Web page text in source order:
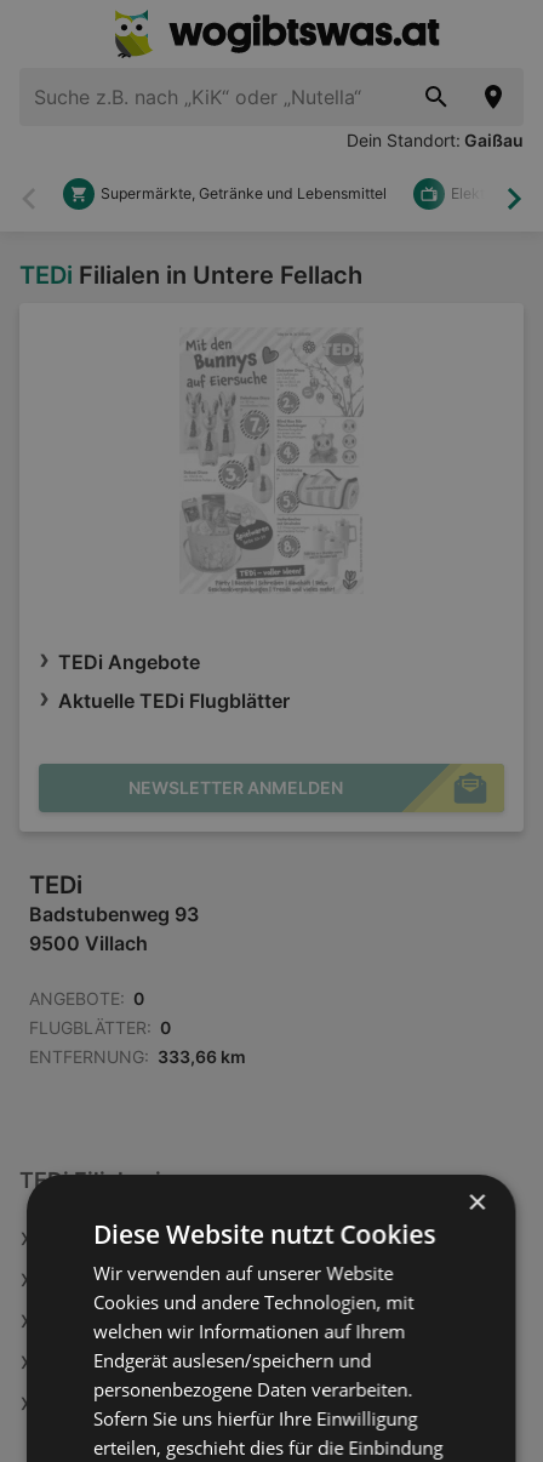
Dein Standort: Gaißau
Zurück
Supermärkte, Getränke und Lebensmittel Elektronik
TEDi Filialen in Untere Fellach
TEDi Angebote
Aktuelle TEDi Flugblätter
NEWSLETTER ANMELDEN
TEDi
Badstubenweg 93
9500 Villach
ANGEBOTE: 0
FLUGBLÄTTER: 0
ENTFERNUNG: 333,66 km
TEDi Filialen in:
TEDi in Ebreichsdorf
TEDi in Neunkirchen
TEDi in Tamsweg
TEDi in Sankt Bernhard-Frauenhofen
TEDi in Sankt Georgen am Ybbsfelde
×
Diese Website nutzt Cookies
Wir verwenden auf unserer Website
Cookies und andere Technologien, mit
welchen wir Informationen auf Ihrem
Endgerät auslesen/speichern und
personenbezogene Daten verarbeiten.
Sofern Sie uns hierfür Ihre Einwilligung
erteilen, geschieht dies für die Einbindung